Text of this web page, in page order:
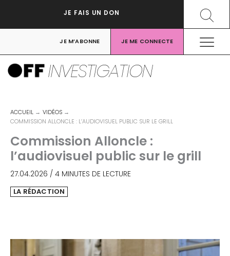
JE FAIS UN DON
JE M’ABONNE JE ME CONNECTE
INVESTIGATION
ACCUEIL
VIDÉOS
COMMISSION ALLONCLE : L’AUDIOVISUEL PUBLIC SUR LE GRILL
Commission Alloncle :
l’audiovisuel public sur le grill
27.04.2026 / 4 MINUTES DE LECTURE
LA RÉDACTION